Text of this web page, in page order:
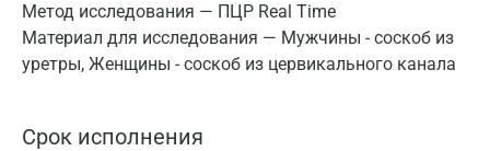
Метод исследования — ПЦР Real Time
Материал для исследования — Мужчины - соскоб из
уретры, Женщины - соскоб из цервикального канала
Срок исполнения